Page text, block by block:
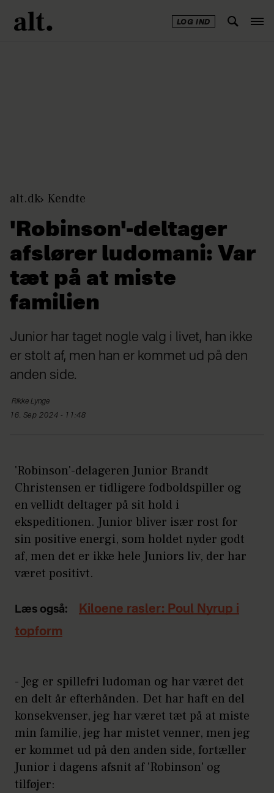
LOG IND
alt.dk Kendte
'Robinson'-deltager
afslører ludomani: Var
tæt på at miste
familien
Junior har taget nogle valg i livet, han ikke
er stolt af, men han er kommet ud på den
anden side.
Rikke Lynge
16. Sep 2024 - 11:48
'Robinson'-delageren Junior Brandt
Christensen er tidligere fodboldspiller og
en vellidt deltager på sit hold i
ekspeditionen. Junior bliver især rost for
sin positive energi, som holdet nyder godt
af, men det er ikke hele Juniors liv, der har
været positivt.
Læs også:
Kiloene rasler: Poul Nyrup i
topform
- Jeg er spillefri ludoman og har været det
en delt år efterhånden. Det har haft en del
konsekvenser, jeg har været tæt på at miste
min familie, jeg har mistet venner, men jeg
er kommet ud på den anden side, fortæller
Junior i dagens afsnit af 'Robinson' og
tilføjer: